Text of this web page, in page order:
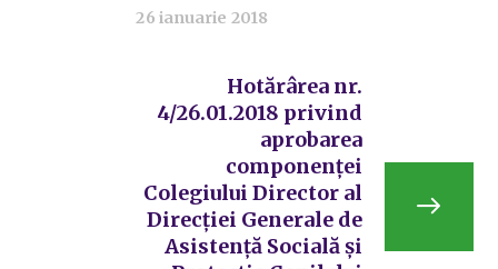
26 ianuarie 2018
Hotărârea nr.
4/26.01.2018 privind
aprobarea
componenței
Colegiului Director al
Direcției Generale de
Asistență Socială și